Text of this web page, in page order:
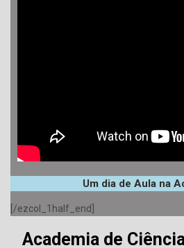
Um dia de Aula na
[/ezcol_1half_end]
Academia de